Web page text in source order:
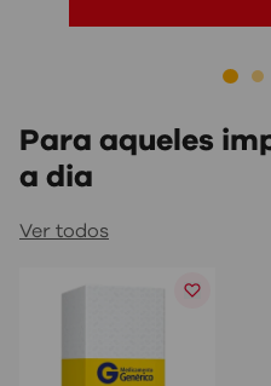
Para aqueles
a dia
Ver todos